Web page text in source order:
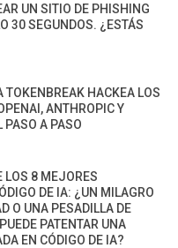
UN SITIO DE PHISHING
30 SEGUNDOS. ¿ESTÁS
TOKENBREAK HACKEA LOS
ANTHROPIC Y
PASO A PASO
LOS 8 MEJORES
DE IA: ¿UN MILAGRO
O UNA PESADILLA DE
PATENTAR UNA
EN CÓDIGO DE IA?